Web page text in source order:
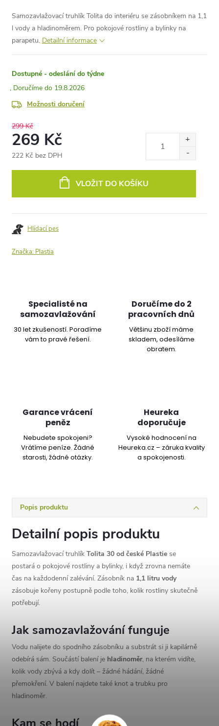
Samozavlažovací truhlík Tolita do interiéru se zásobníkem na 1,1
l vody a hladinoměrem. Pro pokojové rostliny a bylinky na
parapetu. Detailní informace
Dostupné - odeslání do týdne
19.8.2026
Možnosti doručení
299 Kč
269 Kč
222 Kč bez DPH
VLOŽIT DO KOŠÍKU
Hlídací pes
Značka: Plastia
Specialisté na
samozavlažování
30 let zkušeností. Poradíme
vám to pravé řešení.
Doručíme do 2
pracovních dnů
Většinu zboží máme
skladem, odesíláme
obratem.
Garance vrácení
peněz
Nebudete spokojeni?
Vrátíme peníze. Žádné
starosti, žádné otázky.
Heureka
doporučuje
Vysoké hodnocení na
Heureka.cz – záruka kvality
a spokojenosti.
Popis produktu
Detailní popis produktu
Samozavlažovací truhlík Tolita 30 od české Plastie se
postará o pokojové rostliny a bylinky, i když zrovna nemáte
čas na každodenní zalévání. Zásobník na 1,1 litru vody
zásobuje kořeny postupně podle toho, kolik rostliny skutečně
potřebují.
Jak samozavlažování funguje
Vodu nalijete do spodního zásobníku a substrát si ji kapilárně
odebírá sám. Součástí balení je hladinoměr, na kterém vidíte,
kolik vody zbývá a kdy dolít – žádné hádání, žádné
přemokření. V balení najdete také knot a trubku pro
hladinoměr.